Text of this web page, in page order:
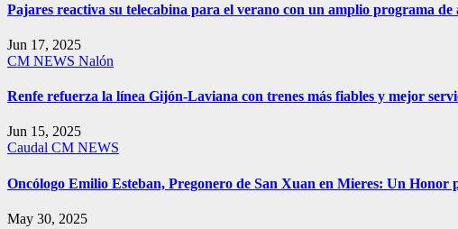
Pajares reactiva su telecabina para el verano con un amplio programa de
Jun 17, 2025
CM NEWS Nalón
Renfe refuerza la línea Gijón-Laviana con trenes más fiables y mejor
Jun 15, 2025
Caudal CM NEWS
Oncólogo Emilio Esteban, Pregonero de San Xuan en Mieres: Un
May 30, 2025